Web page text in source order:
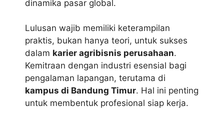
dinamika pasar global.
Lulusan wajib memiliki keterampilan
praktis, bukan hanya teori, untuk sukses
dalam karier agribisnis perusahaan.
Kemitraan dengan industri esensial bagi
pengalaman lapangan, terutama di
kampus di Bandung Timur. Hal ini penting
untuk membentuk profesional siap kerja.